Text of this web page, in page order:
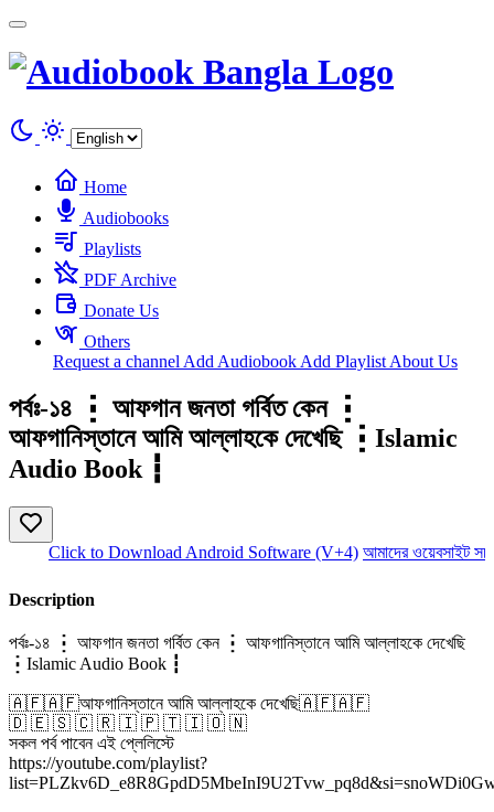
Home
Audiobooks
Playlists
PDF Archive
Donate Us
Others
Request a channel Add Audiobook Add Playlist About Us
পর্বঃ-১৪ ┇ আফগান জনতা গর্বিত কেন ┇
আফগানিস্তানে আমি আল্লাহকে দেখেছি ┇Islamic
Audio Book ┇
Click to Download Android Software (V+4) আমাদের ওয়েবসাইট
Description
পর্বঃ-১৪ ┇ আফগান জনতা গর্বিত কেন ┇ আফগানিস্তানে আমি আল্লাহকে দেখেছি
┇Islamic Audio Book ┇
🇦🇫🇦🇫আফগানিস্তানে আমি আল্লাহকে দেখেছি🇦🇫🇦🇫
🇩 🇪 🇸 🇨 🇷 🇮 🇵 🇹 🇮 🇴 🇳
সকল পর্ব পাবেন এই প্লেলিস্টে
https://youtube.com/playlist?